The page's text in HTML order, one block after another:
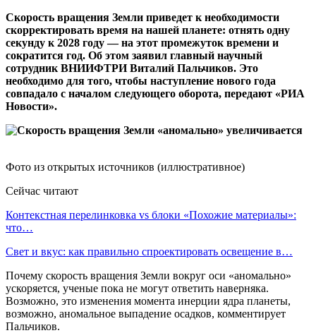
Скорость вращения Земли приведет к необходимости
скорректировать время на нашей планете: отнять одну
секунду к 2028 году — на этот промежуток времени и
сократится год. Об этом заявил главный научный
сотрудник ВНИИФТРИ Виталий Пальчиков. Это
необходимо для того, чтобы наступление нового года
совпадало с началом следующего оборота, передают «РИА
Новости».
Фото из открытых источников (иллюстративное)
Сейчас читают
Контекстная перелинковка vs блоки «Похожие материалы»:
что…
Свет и вкус: как правильно спроектировать освещение в…
Почему скорость вращения Земли вокруг оси «аномально»
ускоряется, ученые пока не могут ответить наверняка.
Возможно, это изменения момента инерции ядра планеты,
возможно, аномальное выпадение осадков, комментирует
Пальчиков.